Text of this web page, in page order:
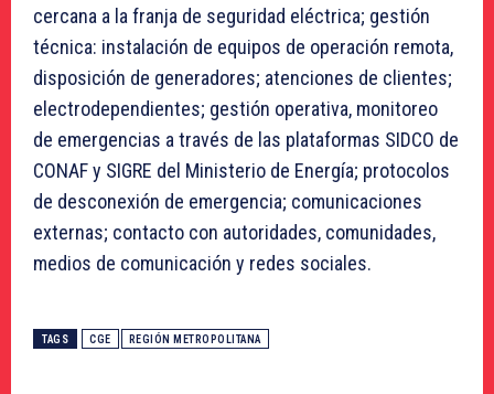
cercana a la franja de seguridad eléctrica; gestión
técnica: instalación de equipos de operación remota,
disposición de generadores; atenciones de clientes;
electrodependientes; gestión operativa, monitoreo
de emergencias a través de las plataformas SIDCO de
CONAF y SIGRE del Ministerio de Energía; protocolos
de desconexión de emergencia; comunicaciones
externas; contacto con autoridades, comunidades,
medios de comunicación y redes sociales.
TAGS CGE REGIÓN METROPOLITANA